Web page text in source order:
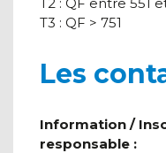
T3 : QF > 751
Les
Information /
responsable :